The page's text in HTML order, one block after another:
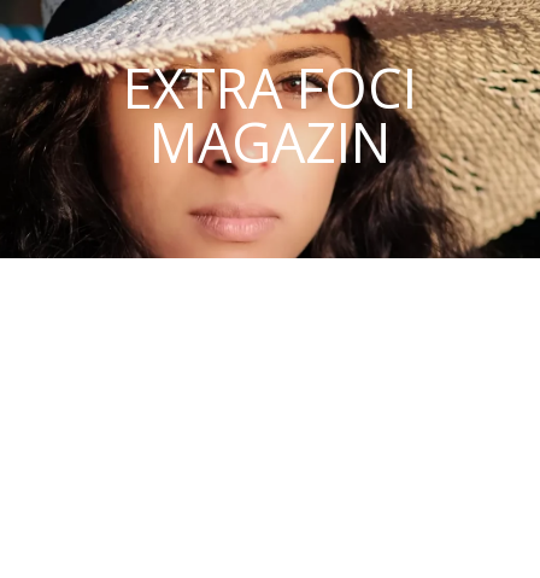
EXTRA FOCI
MAGAZIN